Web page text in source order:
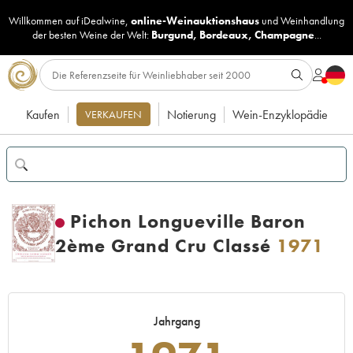
Willkommen auf iDealwine, online-Weinauktionshaus undWeinhandlung
der besten Weine der Welt: Burgund, Bordeaux, Champagne...
Kaufen VERKAUFEN Notierung Wein-Enzyklopädie
Pichon Longueville Baron
2ème Grand Cru Classé 1971
Jahrgang